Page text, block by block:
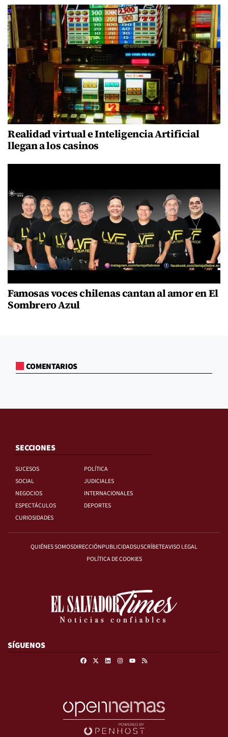
Realidad virtual e Inteligencia Artificial
llegan a los casinos
Famosas voces chilenas cantan al amor en El
Sombrero Azul
COMENTARIOS
SECCIONES
SUCESOS
POLÍTICA
SOCIAL
JUDICIALES
NEGOCIOS
INTERNACIONALES
ESPECTÁCULOS
DEPORTES
CURIOSIDADES
QUIÉNES SOMOSDIRECCIÓNPUBLICIDADSUSCRÍBETEAVISO LEGAL
POLÍTICA DE COOKIES
SÍGUENOS
FacebookLinkedinInstagram